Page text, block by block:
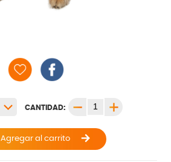
CANTIDAD:
Agregar al carrito